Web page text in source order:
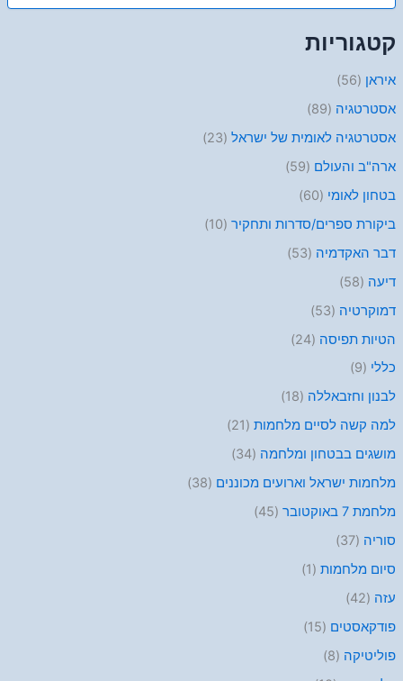
קטגוריות
איראן (56)
אסטרטגיה (89)
אסטרטגיה לאומית של ישראל(23)
ארה"ב והעולם (59)
בטחון לאומי (60)
ביקורת ספרים/סדרות ותחקיר(10)
דבר האקדמיה (53)
דיעה (58)
דמוקרטיה (53)
הטיות תפיסה (24)
כללי (9)
לבנון וחזבאללה (18)
למה קשה לסיים מלחמות(21)
מושגים בבטחון ומלחמה (34)
מלחמות ישראל וארועים מכוננים (38)
מלחמת 7 באוקטובר
(45)
סוריה (37)
סיום מלחמות(1)
עזה (42)
פודקאסטים (15)
פוליטיקה (8)